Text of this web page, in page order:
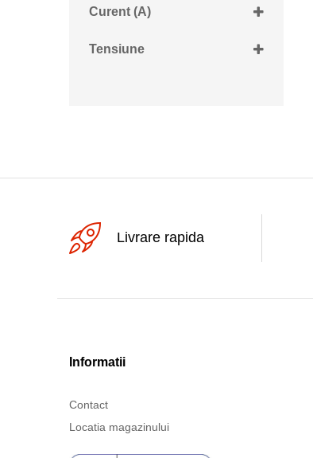
Curent (A)
Tensiune
Livrare rapida
Informatii
Contact
Locatia magazinului